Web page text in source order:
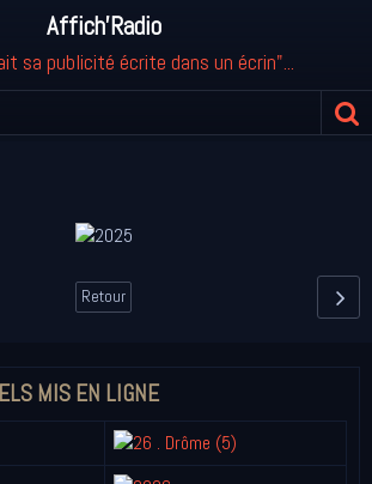
Affich'Radio
sa publicité écrite dans un écrin"...
Retour
MIS EN LIGNE